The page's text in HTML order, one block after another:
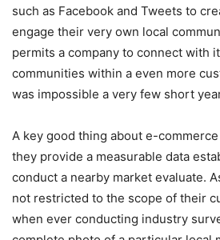
such as Facebook and Tweets to
engage their very own local
permits a company to connect with
communities within a even more
was impossible a very few short
A key good thing about e-
they provide a measurable data
conduct a nearby market evaluate.
not restricted to the scope of their
when ever conducting industry